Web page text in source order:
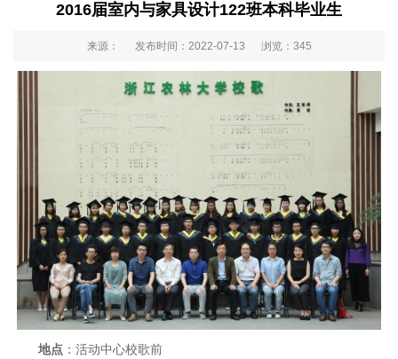
2016届室内与家具设计122班本科毕业生
来源： 发布时间：2022-07-13 浏览： 345
地点 ：活动中心校歌前